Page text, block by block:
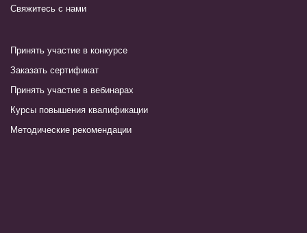
Свяжитесь с нами
Принять участие в конкурсе
Заказать сертификат
Принять участие в вебинарах
Курсы повышения квалификации
Методические рекомендации